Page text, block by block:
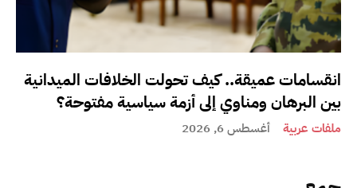
انقسامات عميقة.. كيف تحولت الخلافات الميدانية
بين البرهان ومناوي إلى أزمة سياسية مفتوحة؟
ملفات عربية أغسطس 6, 2026